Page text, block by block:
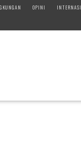
OPINI